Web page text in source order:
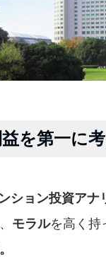
益を第一に
ション投資アナ
モラルを高く持